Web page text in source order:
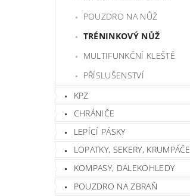
POUZDRO NA NŮŽ
TRÉNINKOVÝ NŮŽ
MULTIFUNKČNÍ KLEŠTĚ
PŘÍSLUŠENSTVÍ
KPZ
CHRÁNIČE
LEPÍCÍ PÁSKY
LOPATKY, SEKERY, KRUMPÁČE
KOMPASY, DALEKOHLEDY
POUZDRO NA ZBRAŇ